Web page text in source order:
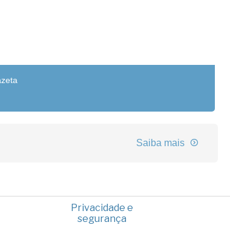
Saiba mais
Privacidade e
segurança